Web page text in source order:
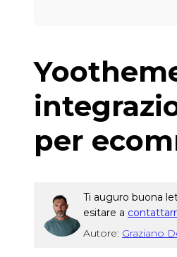
per
Ti auguro buona
esitare a
Autore: Graziano